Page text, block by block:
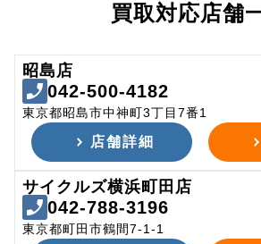
買取対応店舗
昭島店
042-500-4182
東京都昭島市中神町3丁目7番1
店舗詳細
サイクルズ横浜町田店
042-788-3196
東京都町田市鶴間7-1-1